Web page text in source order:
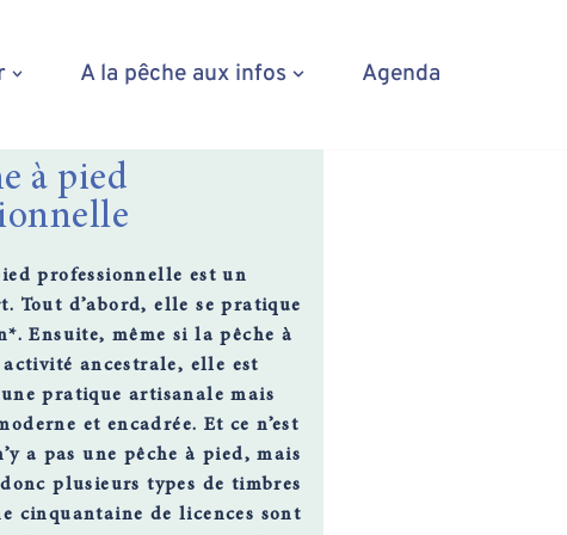
A la pêche aux infos Agenda
à pied
professionnelle est un
. Tout d’abord, elle se pratique
Ensuite, même si la pêche à
ancestrale, elle est
pratique artisanale mais
et encadrée. Et ce n’est
a pas une pêche à pied, mais
plusieurs types de timbres
cinquantaine de licences sont